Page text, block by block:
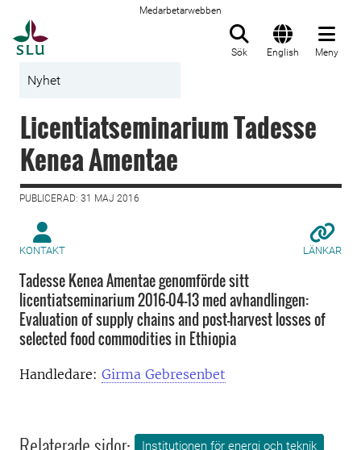
Medarbetarwebben
Sök English Meny
Nyhet
Licentiatseminarium Tadesse
Kenea Amentae
PUBLICERAD: 31 MAJ 2016
KONTAKT LÄNKAR
Tadesse Kenea Amentae genomförde sitt
licentiatseminarium 2016-04-13 med avhandlingen:
Evaluation of supply chains and post-harvest losses of
selected food commodities in Ethiopia
Handledare: Girma Gebresenbet
Institutionen för energi och teknik